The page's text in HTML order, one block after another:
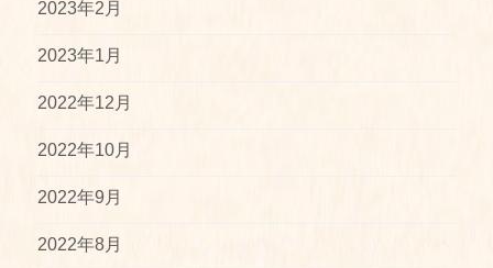
2023年2月
2023年1月
2022年12月
2022年10月
2022年9月
2022年8月